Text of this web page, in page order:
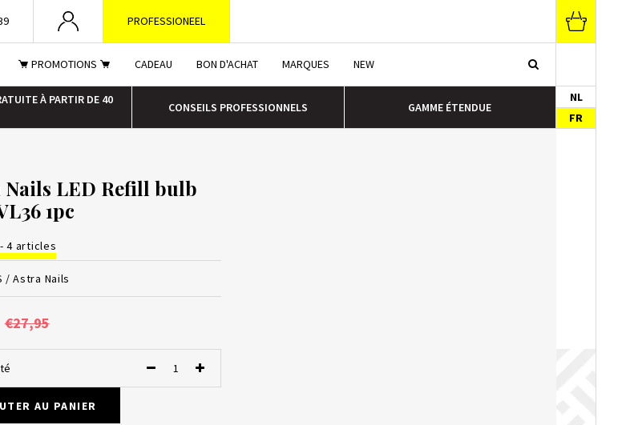
PROFESSIONEEL
PROMOTIONS CADEAU BON D'ACHAT MARQUES NEW
À PARTIR DE 40
CONSEILS PROFESSIONNELS GAMME ÉTENDUE
NL
FR
Nails LED Refill bulb
1pc
4 articles
/Astra Nails
€27,95
AU PANIER